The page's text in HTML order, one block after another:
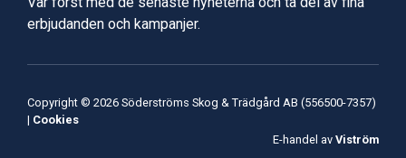
erbjudanden och kampanjer.
Copyright © 2026 Söderströms Skog & Trädgård AB (556500-7357)
| Cookies
E-handel av Viström